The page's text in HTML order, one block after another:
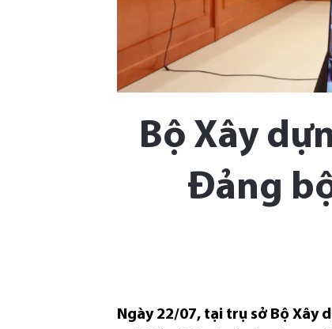
Bộ Xây
Đảng
Ngày 22/07, tại trụ sở Bộ Xây